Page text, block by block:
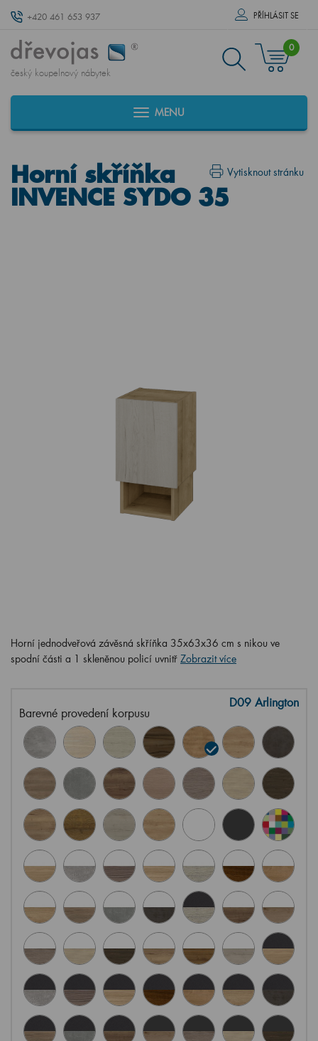
+420 461 653 937 PŘÍHLÁSIT SE
český koupelnový nábytek
0
MENU
Vytisknout stránku
Horní skříňka
INVENCE SYDO 35
Horní jednodveřová závěsná skříňka 35x63x36 cm s nikou ve
spodní části a 1 skleněnou policí uvnitř Zobrazit více
Barevné provedení korpusu
D09 Arlington